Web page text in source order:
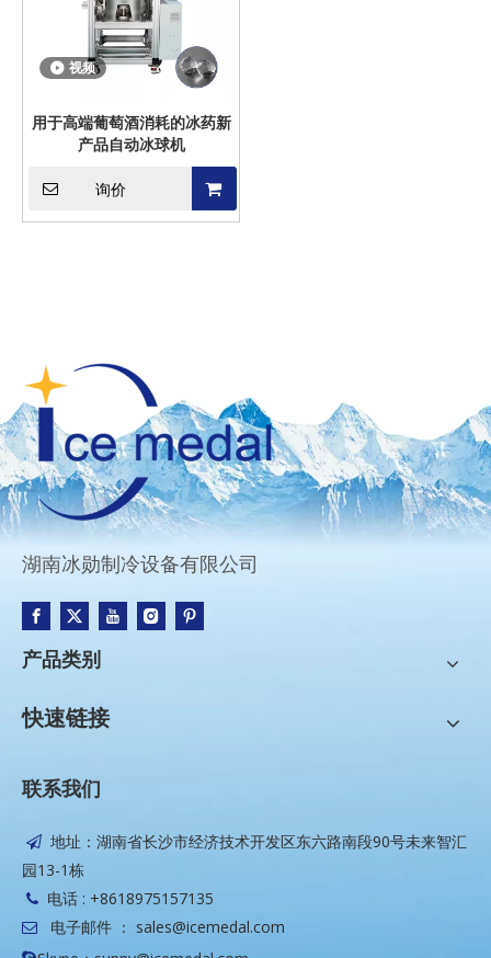
视频
用于高端葡萄酒消耗的冰药新
产品自动冰球机
询价
湖南冰勋制冷设备有限公司
产品类别
快速链接
联系我们
 地址：湖南省长沙市经济技术开发区东六路南段90号未来智汇
园13-1栋
 电话 : +8618975157135
 电子邮件 ： sales@icemedal.com